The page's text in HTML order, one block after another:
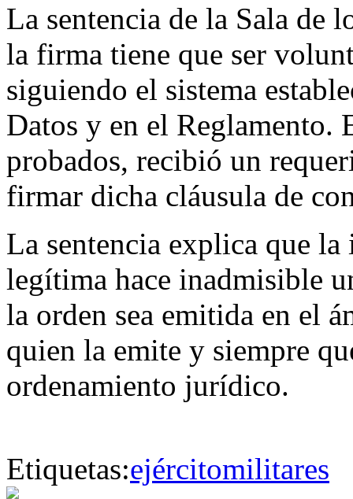
La sentencia de la Sala de
la firma tiene que ser
siguiendo el sistema
Datos y en el Reglamento.
probados, recibió un
firmar dicha cláusula de
La sentencia explica que
legítima hace inadmisible
la orden sea emitida en el
quien la emite y siempre
ordenamiento jurídico.
Etiquetas:ejércitomilitares